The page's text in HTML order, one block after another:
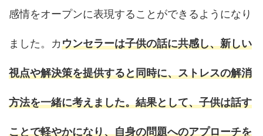
感情をオープンに表現することができるようになり
ました。カウンセラーは子供の話に共感し、新しい
視点や解決策を提供すると同時に、ストレスの解消
方法を一緒に考えました。結果として、子供は話す
ことで軽やかになり、自身の問題へのアプローチを